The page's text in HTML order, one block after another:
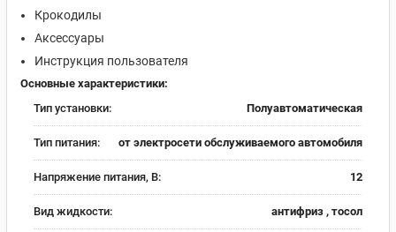
Крокодилы
Аксессуары
Инструкция пользователя
Основные характеристики:
Тип установки:
Полуавтоматическая
Тип питания: от электросети обслуживаемого автомобиля
Напряжение питания, В: 12
Вид жидкости: антифриз , тосол